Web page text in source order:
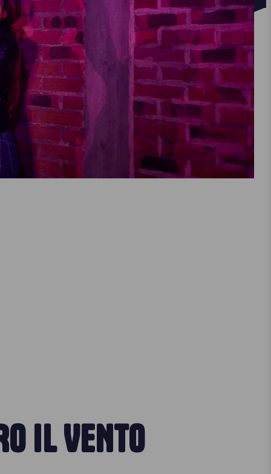
IL VENTO